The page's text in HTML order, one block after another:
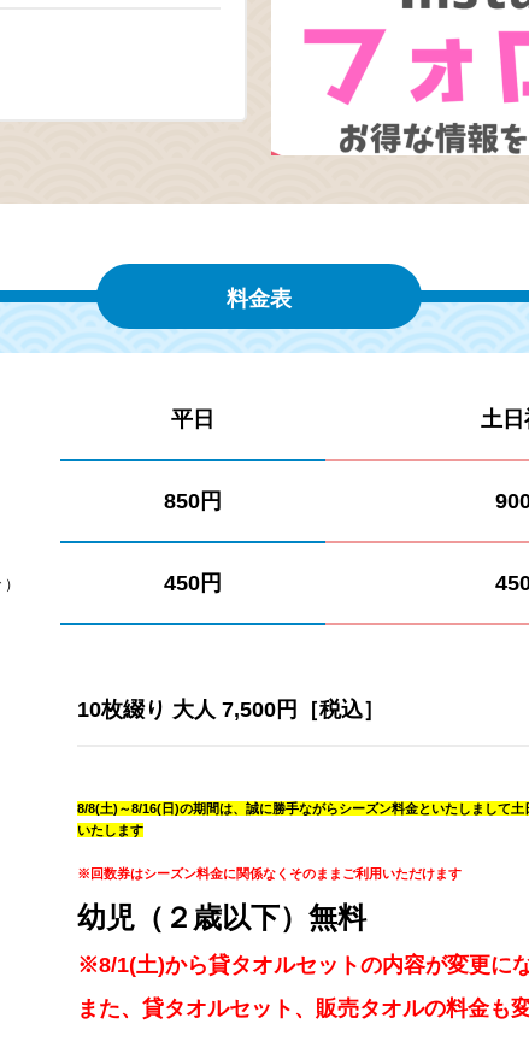
料金表
平日 土
850円
450円
10枚綴り 大人 7,500円［税込］
8/8(土)～8/16(日)の期間は、誠に勝手ながらシーズン料金といたしまして
いたします
※回数券はシーズン料金に関係なくそのままご利用いただけます
幼児（２歳以下）無料
※8/1(土)から貸タオルセットの内容が変更に
また、貸タオルセット、販売タオルの料金